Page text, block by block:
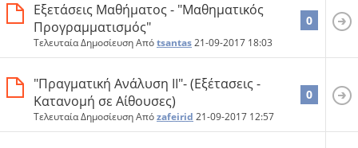
Εξετάσεις Mαθήματος - "Μαθηματικός
Προγραμματισμός"
Τελευταία Δημοσίευση Απόtsantas21-09-2017 18:03
0
"Πραγματική Ανάλυση II"- (Εξέτασεις -
Κατανομή σε Αίθουσες)
Τελευταία Δημοσίευση Απόzafeirid 21-09-2017 12:57
0